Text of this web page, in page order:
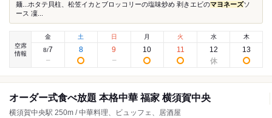
麺...ホタテ貝柱、松笠イカとブロッコリーの塩味炒め 剥きエビのマヨネーズソ
ース 凜...
空席
情報
金
8/7
土
8
日
9
月
10
火
11
水
12
木
13
オーダー式食べ放題 本格中華 福家 横須賀中央
横須賀中央駅 250m / 中華料理、ビュッフェ、居酒屋